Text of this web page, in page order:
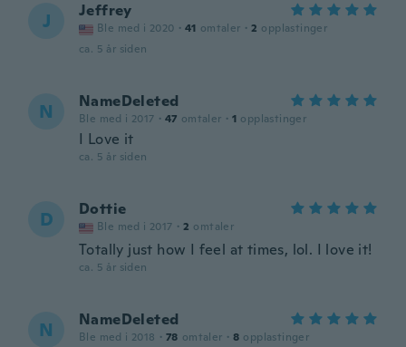
J Jeffrey
Ble med i 2020 · 41 omtaler · 2 opplastinger
ca. 5 år siden
N NameDeleted
Ble med i 2017 · 47 omtaler · 1 opplastinger
I Love it
ca. 5 år siden
D Dottie
Ble med i 2017 · 2 omtaler
Totally just how I feel at times, lol. I love it!
ca. 5 år siden
N NameDeleted
Ble med i 2018 · 78 omtaler · 8 opplastinger